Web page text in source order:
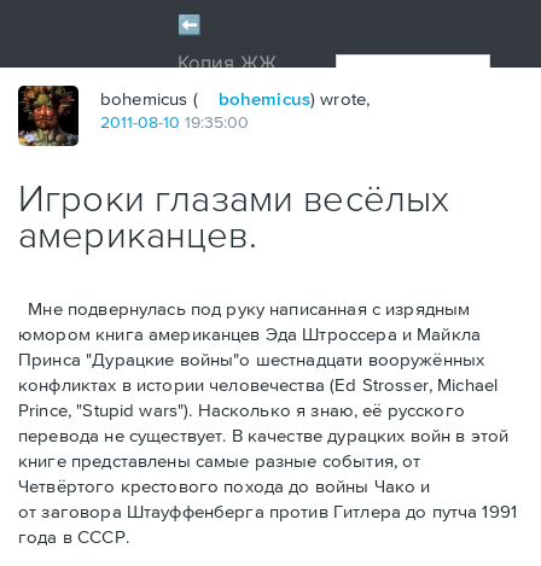
bohemicus ( bohemicus) wrote,
2011-08-10 19:35:00
Игроки глазами весёлых
американцев.
Мне подвернулась под руку написанная с изрядным
юмором книга американцев Эдa Штроссерa и Майклa
Принсa "Дурацкие войны"о шестнадцати вооружённых
конфликтах в истории человечества (Ed Strosser, Michael
Prince, "Stupid wars"). Насколько я знаю, её русского
перевода не существует. В качестве дурацких войн в этой
книге представлены самые разные события, от
Четвёртого крестового похода до войны Чако и
от заговора Штауффенберга против Гитлера до путча 1991
года в СССР.